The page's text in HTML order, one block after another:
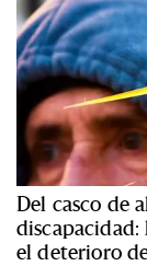
Del casco de
discapacidad:
el deterioro